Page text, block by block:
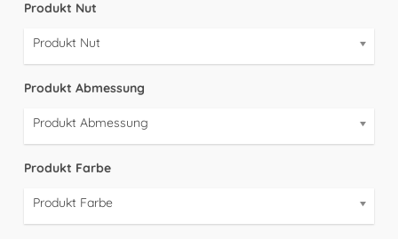
Produkt Nut
Produkt Nut
Produkt Abmessung
Produkt Abmessung
Produkt Farbe
Produkt Farbe